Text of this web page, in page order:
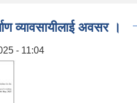
व्यावसायीलाई अवसर ।
- 11:04